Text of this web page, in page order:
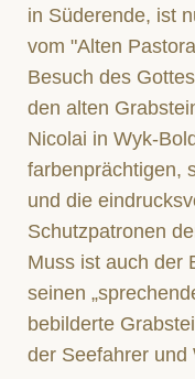
in Süderende, ist
vom "Alten
Besuch des
den alten
Nicolai in Wyk-
farbenprächtigen,
und die
Schutzpatronen
Muss ist auch der
seinen
bebilderte
der Seefahrer und